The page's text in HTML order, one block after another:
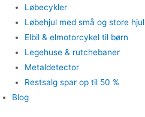
Løbecykler
Løbehjul med små og store hjul
Elbil & elmotorcykel til børn
Legehuse & rutchebaner
Metaldetector
Restsalg spar op til 50 %
Blog